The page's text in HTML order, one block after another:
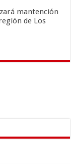
mantención
de Los